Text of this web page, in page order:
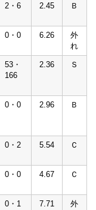
2・6 2.45 Ｂ
0・0 6.26
外
れ
53・
166
2.36 Ｓ
0・0 2.96 Ｂ
0・2 5.54 Ｃ
0・0 4.67 Ｃ
0・1 7.71
外